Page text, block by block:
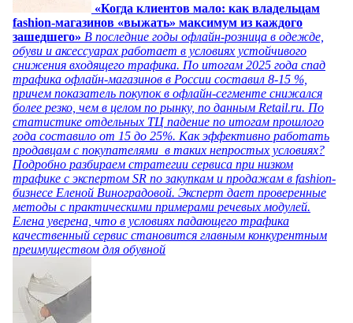
«Когда клиентов мало: как владельцам
fashion-магазинов «выжать» максимум из каждого
зашедшего» В последние годы офлайн-розница в одежде,
обуви и аксессуарах работает в условиях устойчивого
снижения входящего трафика. По итогам 2025 года спад
трафика офлайн-магазинов в России составил 8-15 %,
причем показатель покупок в офлайн-сегменте снижался
более резко, чем в целом по рынку, по данным Retail.ru. По
статистике отдельных ТЦ падение по итогам прошлого
года составило от 15 до 25%. Как эффективно работать
продавцам с покупателями в таких непростых условиях?
Подробно разбираем стратегии сервиса при низком
трафике с экспертом SR по закупкам и продажам в fashion-
бизнесе Еленой Виноградовой. Эксперт дает проверенные
методы с практическими примерами речевых модулей.
Елена уверена, что в условиях падающего трафика
качественный сервис становится главным конкурентным
преимуществом для обувной